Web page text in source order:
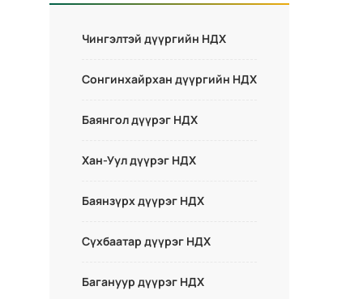
Чингэлтэй дүүргийн НДХ
Сонгинхайрхан дүүргийн НДХ
Баянгол дүүрэг НДХ
Хан-Уул дүүрэг НДХ
Баянзүрх дүүрэг НДХ
Сүхбаатар дүүрэг НДХ
Багануур дүүрэг НДХ